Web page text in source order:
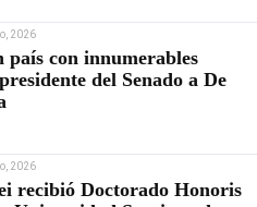
2026
país con innumerables
del Senado a De
2026
recibió Doctorado Honoris